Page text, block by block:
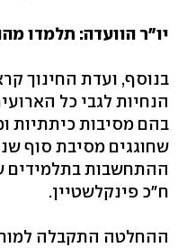
יו"ר הוועדה: תלמדו
בנוסף, ועדת החינוך
הנחיות לגבי כל
בהם מסיבות כיתתיות
שחוגגים מסיבת סוף
ההתחשבות בתלמידים
ח"כ פינקלשטיין.
ההחלטה התקבלה